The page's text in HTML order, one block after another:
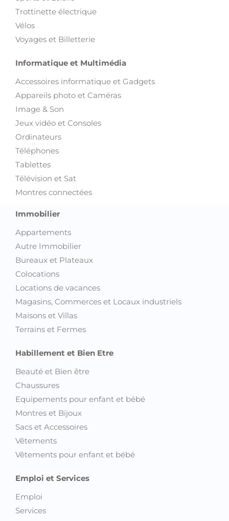
Trottinette électrique
Vélos
Voyages et Billetterie
Informatique et Multimédia
Accessoires informatique et Gadgets
Appareils photo et Caméras
Image & Son
Jeux vidéo et Consoles
Ordinateurs
Téléphones
Tablettes
Télévision et Sat
Montres connectées
Immobilier
Appartements
Autre Immobilier
Bureaux et Plateaux
Colocations
Locations de vacances
Magasins, Commerces et Locaux industriels
Maisons et Villas
Terrains et Fermes
Habillement et Bien Etre
Beauté et Bien être
Chaussures
Equipements pour enfant et bébé
Montres et Bijoux
Sacs et Accessoires
Vêtements
Vêtements pour enfant et bébé
Emploi et Services
Emploi
Services